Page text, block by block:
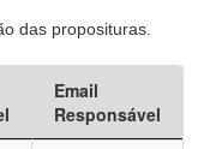
das proposituras.
Email
Responsável